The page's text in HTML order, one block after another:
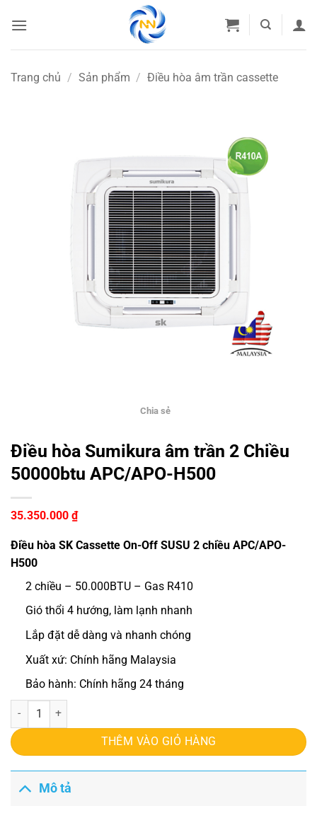
qua
Trang chủ / Sản phẩm / Điều hòa âm trần cassette
Chia sẻ
Điều hòa Sumikura âm trần 2 Chiều
50000btu APC/APO-H500
35.350.000 ₫
Điều hòa SK Cassette On-Off SUSU 2 chiều APC/APO-
H500
2 chiều – 50.000BTU – Gas R410
Gió thổi 4 hướng, làm lạnh nhanh
Lắp đặt dễ dàng và nhanh chóng
Xuất xứ: Chính hãng Malaysia
Bảo hành: Chính hãng 24 tháng
Điều hòa Sumikura âm trần 2 Chiều 50000btu APC/APO-H500 số
THÊM VÀO GIỎ HÀNG
Mô tả